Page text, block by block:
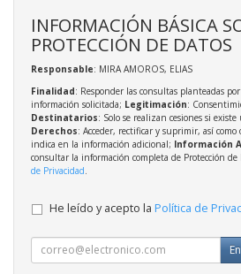
INFORMACIÓN BÁSICA
PROTECCIÓN DE DATOS
Responsable: MIRA AMOROS, ELIAS
Finalidad: Responder las consultas planteadas
información solicitada; Legitimación:
Destinatarios: Solo se realizan cesiones si
Derechos: Acceder, rectificar y suprimir, así como
indica en la información adicional; Información
consultar la información completa de Protección
de Privacidad
He leído y acepto la Política de